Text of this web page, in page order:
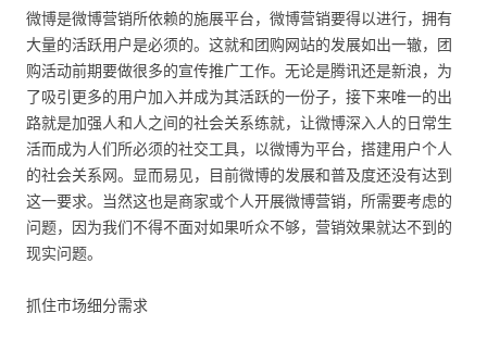
微博是微博营销所依赖的施展平台，微博营销要得以进行，拥有
大量的活跃用户是必须的。这就和团购网站的发展如出一辙，团
购活动前期要做很多的宣传推广工作。无论是腾讯还是新浪，为
了吸引更多的用户加入并成为其活跃的一份子，接下来唯一的出
路就是加强人和人之间的社会关系练就，让微博深入人的日常生
活而成为人们所必须的社交工具，以微博为平台，搭建用户个人
的社会关系网。显而易见，目前微博的发展和普及度还没有达到
这一要求。当然这也是商家或个人开展微博营销，所需要考虑的
问题，因为我们不得不面对如果听众不够，营销效果就达不到的
现实问题。
抓住市场细分需求